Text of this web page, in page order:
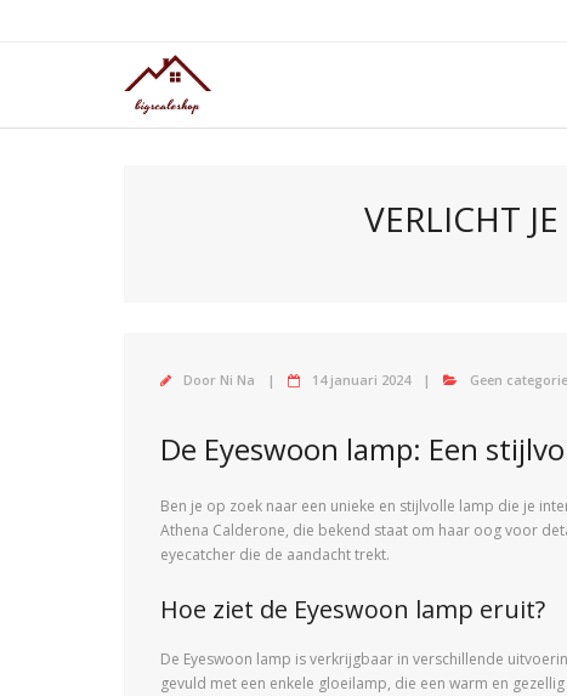
VERLICHT
Door Ni Na 14 januari 2024 Geen categorie
De Eyeswoon lamp: Een
Ben je op zoek naar een unieke en stijlvolle lamp die je
Athena Calderone, die bekend staat om haar oog voor
eyecatcher die de aandacht trekt.
Hoe ziet de Eyeswoon lamp eruit?
De Eyeswoon lamp is verkrijgbaar in verschillende
gevuld met een enkele gloeilamp, die een warm en